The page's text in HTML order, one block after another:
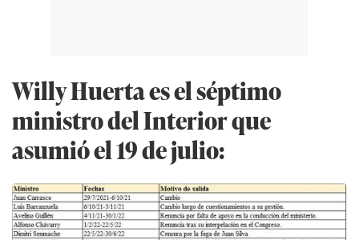
Willy Huerta es el séptimo
ministro del Interior que
asumió el 19 de julio: